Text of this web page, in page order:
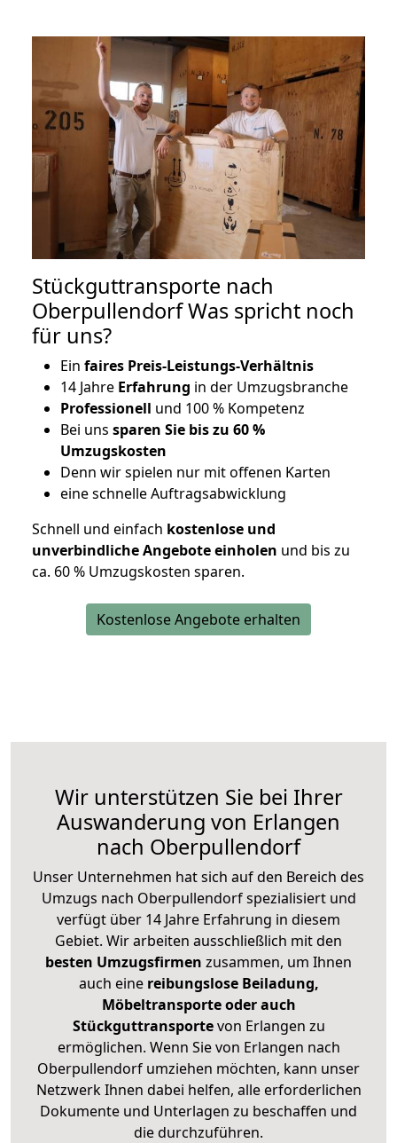
Stückguttransporte nach
Oberpullendorf Was spricht noch
für uns?
Ein faires Preis-Leistungs-Verhältnis
14 Jahre Erfahrung in der Umzugsbranche
Professionell und 100 % Kompetenz
Bei uns sparen Sie bis zu 60 %
Umzugskosten
Denn wir spielen nur mit offenen Karten
eine schnelle Auftragsabwicklung
Schnell und einfach kostenlose und
unverbindliche Angebote einholen und bis zu
ca. 60 % Umzugskosten sparen.
Kostenlose Angebote erhalten
Wir unterstützen Sie bei Ihrer
Auswanderung von Erlangen
nach Oberpullendorf
Unser Unternehmen hat sich auf den Bereich des
Umzugs nach Oberpullendorf spezialisiert und
verfügt über 14 Jahre Erfahrung in diesem
Gebiet. Wir arbeiten ausschließlich mit den
besten Umzugsfirmen zusammen, um Ihnen
auch eine reibungslose Beiladung,
Möbeltransporte oder auch
Stückguttransportevon Erlangen zu
ermöglichen. Wenn Sie von Erlangen nach
Oberpullendorf umziehen möchten, kann unser
Netzwerk Ihnen dabei helfen, alle erforderlichen
Dokumente und Unterlagen zu beschaffen und
die durchzuführen.